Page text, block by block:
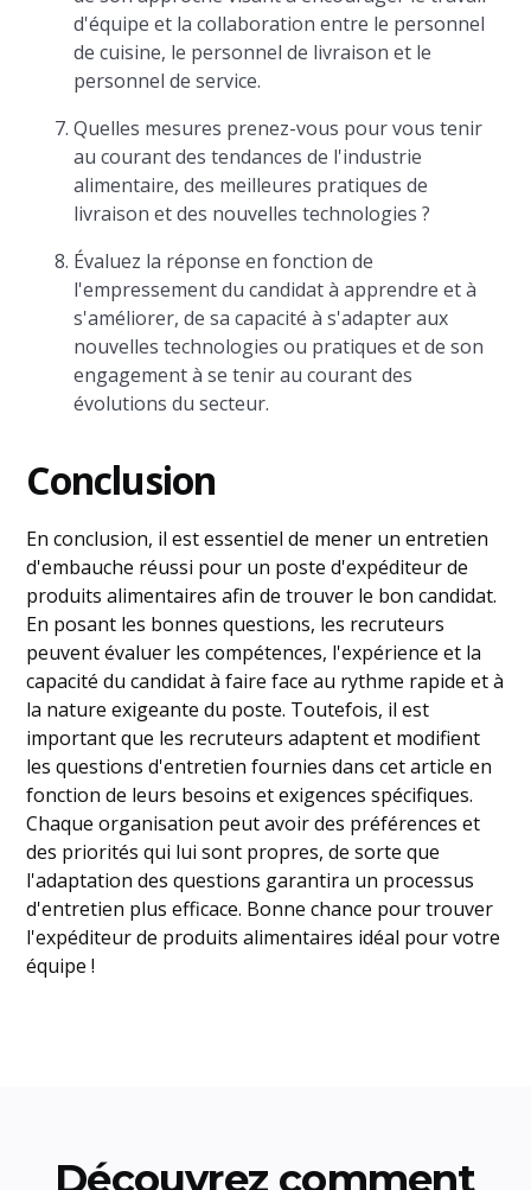
d'équipe et la collaboration entre le personnel
de cuisine, le personnel de livraison et le
personnel de service.
Quelles mesures prenez-vous pour vous tenir
au courant des tendances de l'industrie
alimentaire, des meilleures pratiques de
livraison et des nouvelles technologies ?
Évaluez la réponse en fonction de
l'empressement du candidat à apprendre et à
s'améliorer, de sa capacité à s'adapter aux
nouvelles technologies ou pratiques et de son
engagement à se tenir au courant des
évolutions du secteur.
Conclusion
En conclusion, il est essentiel de mener un entretien
d'embauche réussi pour un poste d'expéditeur de
produits alimentaires afin de trouver le bon candidat.
En posant les bonnes questions, les recruteurs
peuvent évaluer les compétences, l'expérience et la
capacité du candidat à faire face au rythme rapide et à
la nature exigeante du poste. Toutefois, il est
important que les recruteurs adaptent et modifient
les questions d'entretien fournies dans cet article en
fonction de leurs besoins et exigences spécifiques.
Chaque organisation peut avoir des préférences et
des priorités qui lui sont propres, de sorte que
l'adaptation des questions garantira un processus
d'entretien plus efficace. Bonne chance pour trouver
l'expéditeur de produits alimentaires idéal pour votre
équipe !
Découvrez comment